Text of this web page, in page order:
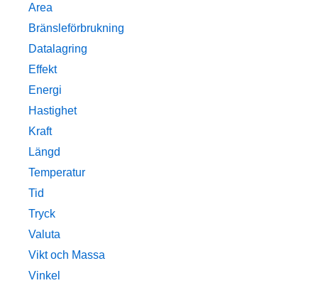
Area
Bränsleförbrukning
Datalagring
Effekt
Energi
Hastighet
Kraft
Längd
Temperatur
Tid
Tryck
Valuta
Vikt och Massa
Vinkel